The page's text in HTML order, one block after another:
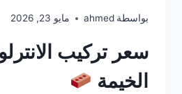
بواسطة ahmed مايو 23, 2026
سعر تركيب
الخيمة